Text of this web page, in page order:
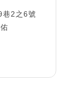
巷2之6號